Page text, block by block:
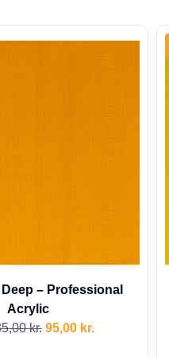
– Professional
Acrylic
kr. 95,00 kr.